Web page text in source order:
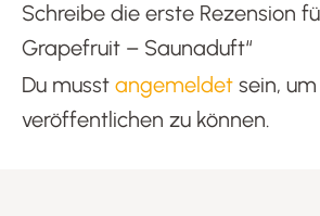
Schreibe die erste Rezension
Grapefruit – Saunaduft“
Du musst angemeldet sein,
veröffentlichen zu können.